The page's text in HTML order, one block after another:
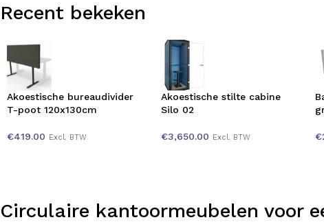
Recent bekeken
Akoestische bureaudivider
T-poot 120x130cm
€419.00 Excl. BTW
Akoestische stilte cabine
Silo 02
€3,650.00 Excl. BTW €
Circulaire kantoormeubelen voor